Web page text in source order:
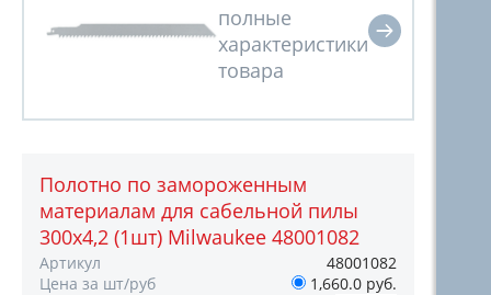
Полотно по замороженным
материалам для сабельной пилы
300х4,2 (1шт) Milwaukee 48001082
Артикул
48001082
Цена за шт/руб
1,660.0 руб.